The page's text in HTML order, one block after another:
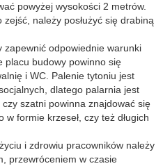
powyżej wysokości 2 metrów.
należy posłużyć się drabiną
zapewnić odpowiednie warunki
placu budowy powinno się
i WC. Palenie tytoniu jest
dlatego palarnia jest
szatni powinna znajdować się
formie krzeseł, czy też długich
i zdrowiu pracowników należy
przewróceniem w czasie